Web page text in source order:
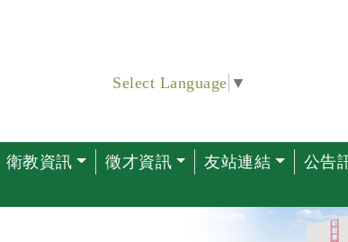
Select Language ▼
衛教資訊 徵才資訊 友站連結 公告